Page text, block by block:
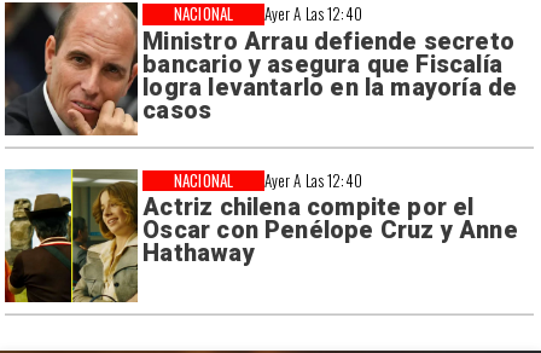
Ayer A Las 12:40
Ministro Arrau defiende secreto
bancario y asegura que Fiscalía
logra levantarlo en la mayoría de
casos
NACIONAL
Ayer A Las 12:40
Actriz chilena compite por el
Oscar con Penélope Cruz y Anne
Hathaway
NACIONAL